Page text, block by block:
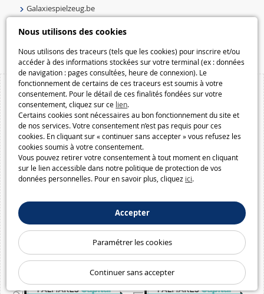
Nous utilisons des cookies
Nous utilisons des traceurs (tels que les cookies) pour inscrire et/ou
accéder à des informations stockées sur votre terminal (ex : données
de navigation : pages consultées, heure de connexion). Le
fonctionnement de certains de ces traceurs est soumis à votre
consentement. Pour le détail de ces finalités fondées sur votre
consentement, cliquez sur ce lien.
Certains cookies sont nécessaires au bon fonctionnement du site et
de nos services. Votre consentement n’est pas requis pour ces
cookies. En cliquant sur « continuer sans accepter » vous refusez les
cookies soumis à votre consentement.
Vous pouvez retirer votre consentement à tout moment en cliquant
sur le lien accessible dans notre politique de protection de vos
données personnelles. Pour en savoir plus, cliquez ici.
Accepter
Paramétrer les cookies
Continuer sans accepter
Galaxiespielzeug.be